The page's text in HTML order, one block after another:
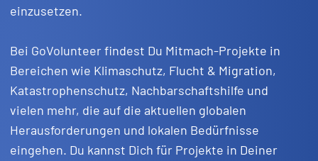
einzusetzen.
Bei GoVolunteer findest Du Mitmach-Projekte in
Bereichen wie Klimaschutz, Flucht & Migration,
Katastrophenschutz, Nachbarschaftshilfe und
vielen mehr, die auf die aktuellen globalen
Herausforderungen und lokalen Bedürfnisse
eingehen. Du kannst Dich für Projekte in Deiner